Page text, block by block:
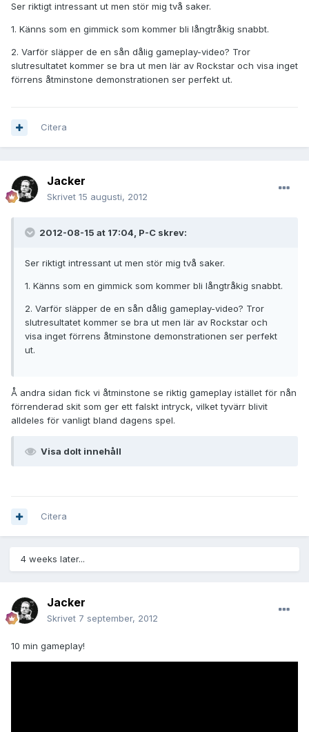
Ser riktigt intressant ut men stör mig två saker.
1. Känns som en gimmick som kommer bli långtråkig snabbt.
2. Varför släpper de en sån dålig gameplay-video? Tror
slutresultatet kommer se bra ut men lär av Rockstar och visa inget
förrens åtminstone demonstrationen ser perfekt ut.
Citera
Jacker
Skrivet 15 augusti, 2012
2012-08-15 at 17:04, P-C skrev:
Ser riktigt intressant ut men stör mig två saker.
1. Känns som en gimmick som kommer bli långtråkig snabbt.
2. Varför släpper de en sån dålig gameplay-video? Tror
slutresultatet kommer se bra ut men lär av Rockstar och
visa inget förrens åtminstone demonstrationen ser perfekt
ut.
Å andra sidan fick vi åtminstone se riktig gameplay istället för nån
förrenderad skit som ger ett falskt intryck, vilket tyvärr blivit
alldeles för vanligt bland dagens spel.
Visa dolt innehåll
Citera
4 weeks later...
Jacker
Skrivet 7 september, 2012
10 min gameplay!